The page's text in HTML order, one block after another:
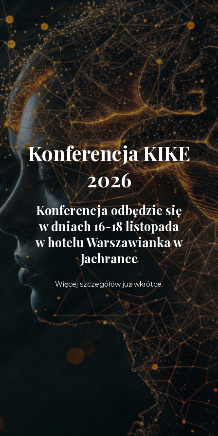
Konferencja KIKE
2026
Konferencja odbędzie się
w dniach 16-18 listopada
w hotelu Warszawianka w
Jachrance
Więcej szczegółów już wkrótce.